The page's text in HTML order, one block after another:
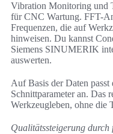
Vibration Monitoring und
für CNC Wartung. FFT-
Frequenzen, die auf
hinweisen. Du kannst
Siemens SINUMERIK
auswerten.
Auf Basis der Daten
Schnittparameter an. Das
Werkzeugleben, ohne die
Qualitätssteigerung